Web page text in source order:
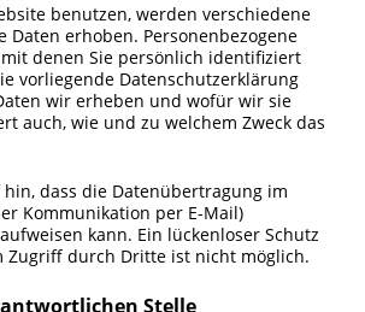
benutzen, werden verschiedene
Daten erhoben. Personenbezogene
denen Sie persönlich identifiziert
vorliegende Datenschutzerklärung
wir erheben und wofür wir sie
auch, wie und zu welchem Zweck das
dass die Datenübertragung im
Kommunikation per E-Mail)
kann. Ein lückenloser Schutz
Zugriff durch Dritte ist nicht möglich.
Stelle